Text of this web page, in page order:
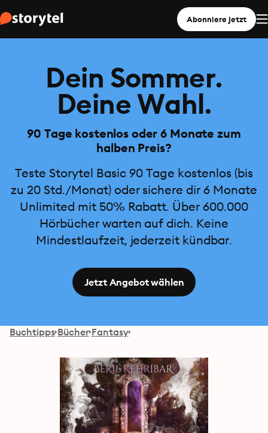
Abonniere jetzt
Dein Sommer.
Deine Wahl.
90 Tage kostenlos oder 6 Monate zum
halben Preis?
Teste Storytel Basic 90 Tage kostenlos (bis
zu 20 Std./Monat) oder sichere dir 6 Monate
Unlimited mit 50% Rabatt. Über 600.000
Hörbücher warten auf dich. Keine
Mindestlaufzeit, jederzeit kündbar.
Jetzt Angebot wählen
Buchtipps Bücher Fantasy